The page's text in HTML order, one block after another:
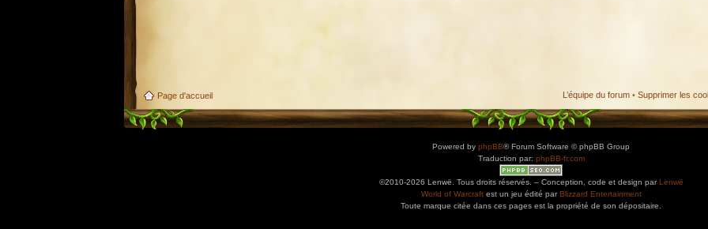
Page d'accueil L’équipe du forum • Supprimer les
Powered by phpBB® Forum Software © phpBB Group
Traduction par: phpBB-fr.com
©2010-2026 Lenwë. Tous droits réservés. – Conception, code et design par Lenwë
World of Warcraftest un jeu édité par Blizzard Entertainment
Toute marque citée dans ces pages est la propriété de son dépositaire.